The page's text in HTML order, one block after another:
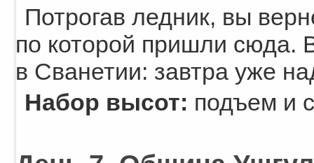
Потрогав ледник, вы
по которой пришли сюда.
в Сванетии: завтра уже
Набор высот: подъем и